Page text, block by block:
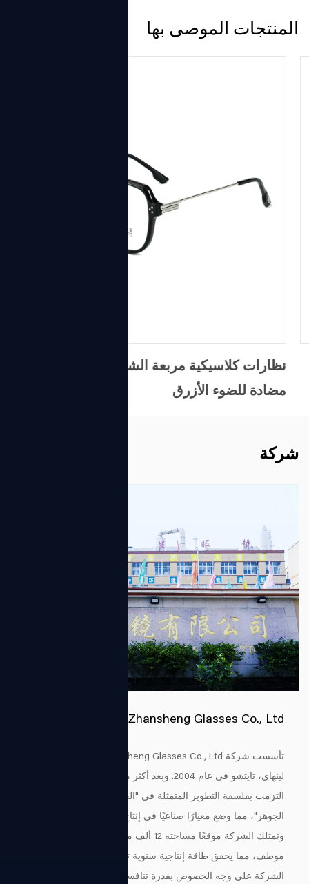
المنتجات الموصى بها
مضادة للضوء الأزرق
شركة
Zhejiang Zhansheng Glasses Co., Ltd.
لينهاي، تايتشو في عام 2004. وبعد أكثر من عقدين من التطوير،
التزمت بفلسفة التطوير المتمثلة في "الجودة كأساس والابتكار باعتباره
الجوهر"، مما وضع معيارًا صناعيًا في إنتاج النظارات.
الشركة على وجه الخصوص بقدرة تنافسية أساسية في تصنيع